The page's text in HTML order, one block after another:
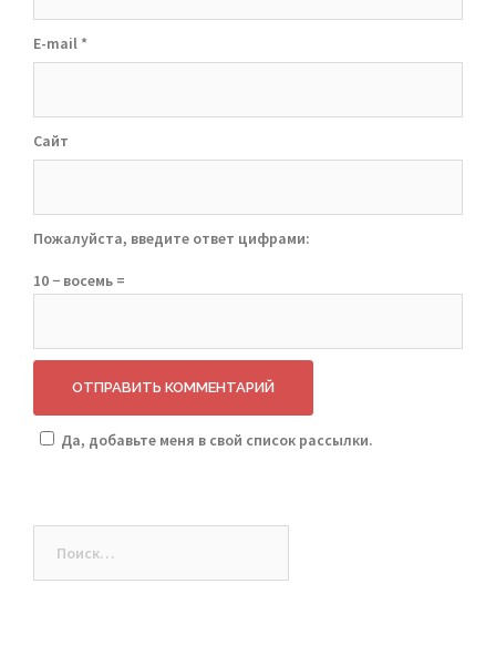
E-mail *
Сайт
Пожалуйста, введите ответ цифрами:
10 − восемь =
Да, добавьте меня в свой список рассылки.